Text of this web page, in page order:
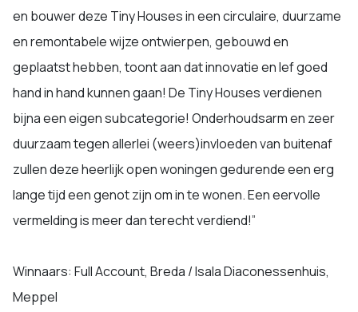
en bouwer deze Tiny Houses in een circulaire, duurzame
en remontabele wijze ontwierpen, gebouwd en
geplaatst hebben, toont aan dat innovatie en lef goed
hand in hand kunnen gaan! De Tiny Houses verdienen
bijna een eigen subcategorie! Onderhoudsarm en zeer
duurzaam tegen allerlei (weers)invloeden van buitenaf
zullen deze heerlijk open woningen gedurende een erg
lange tijd een genot zijn om in te wonen. Een eervolle
vermelding is meer dan terecht verdiend!”
Winnaars: Full Account, Breda / Isala Diaconessenhuis,
Meppel